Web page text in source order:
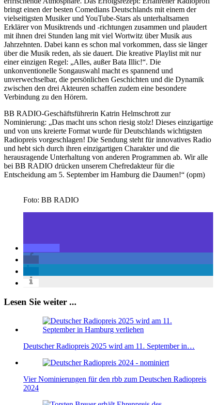
bringt einen der besten Comedians Deutschlands mit einem der
vielseitigsten Musiker und YouTube-Stars als unterhaltsamen
Erklärer von Musiktrends und -richtungen zusammen und plaudert
mit ihnen drei Stunden lang mit viel Wortwitz über Musik aus
Jahrzehnten. Dabei kann es schon mal vorkommen, dass sie länger
über die Musik reden, als sie dauert. Die kreative Playlist mit nur
einer einzigen Regel: „Alles, außer Bata Illic!“. Die
unkonventionelle Songauswahl macht es spannend und
unverwechselbar, die persönlichen Geschichten und die Dynamik
zwischen den drei Akteuren schaffen zudem eine besondere
Verbindung zu den Hörern.
BB RADIO-Geschäftsführerin Katrin Helmschrott zur
Nominierung: „Das macht uns schon riesig stolz! Dieses einzigartige
und von uns kreierte Format wurde für Deutschlands wichtigsten
Radiopreis vorgeschlagen! Die Sendung steht für innovatives Radio
und hebt sich durch ihren einzigartigen Charakter und die
herausragende Unterhaltung von anderen Programmen ab. Wir alle
bei BB RADIO drücken unserem Chefredakteur für die
Entscheidung am 5. September im Hamburg die Daumen!“ (opm)
Foto: BB RADIO
Lesen Sie weiter ...
Deutscher Radiopreis 2025 wird am 11. September in…
Vier Nominierungen für den rbb zum Deutschen Radiopreis
2024